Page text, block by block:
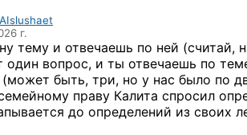
г.
тему и отвечаешь по ней (считай,
один вопрос, и ты отвечаешь по
быть, три, но у нас было по
праву Калита спросил
до определений из своих